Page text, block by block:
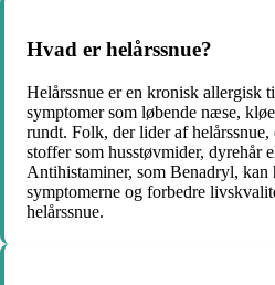
Hvad er helårssnue?
Helårssnue er en kronisk allergisk
symptomer som løbende næse,
rundt. Folk, der lider af
stoffer som husstøvmider, dyrehår
Antihistaminer, som Benadryl,
symptomerne og forbedre
helårssnue.